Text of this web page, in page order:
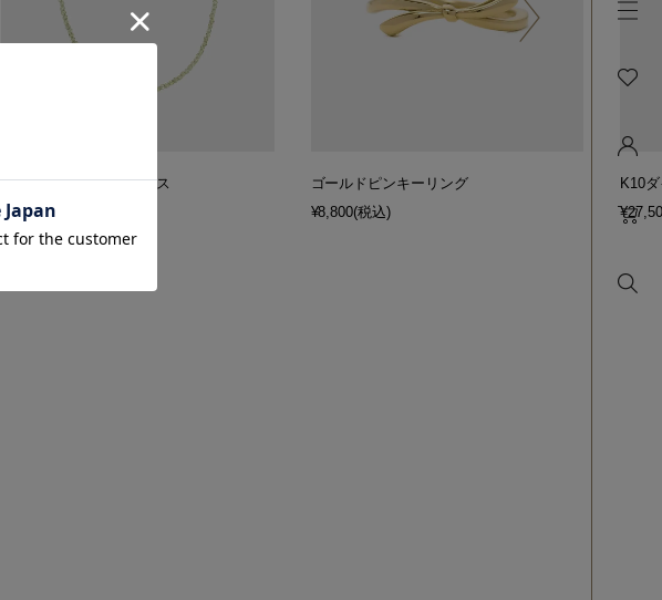
K10ペリドットネックレス
¥25,300(税込)
ゴールドピンキーリング
¥8,800(税込)
K10